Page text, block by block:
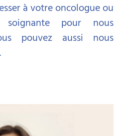
à votre oncologue ou
pour nous
pouvez aussi nous